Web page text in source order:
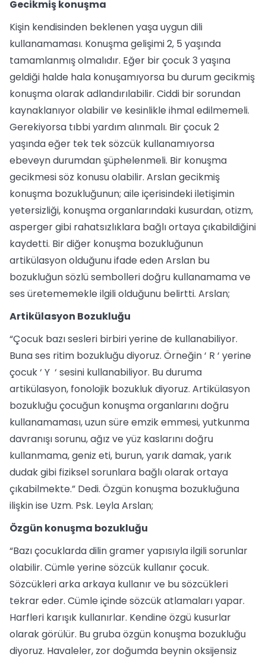
Gecikmiş konuşma
Kişin kendisinden beklenen yaşa uygun dili
kullanamaması. Konuşma gelişimi 2, 5 yaşında
tamamlanmış olmalıdır. Eğer bir çocuk 3 yaşına
geldiği halde hala konuşamıyorsa bu durum gecikmiş
konuşma olarak adlandırılabilir. Ciddi bir sorundan
kaynaklanıyor olabilir ve kesinlikle ihmal edilmemeli.
Gerekiyorsa tıbbi yardım alınmalı. Bir çocuk 2
yaşında eğer tek tek sözcük kullanamıyorsa
ebeveyn durumdan şüphelenmeli. Bir konuşma
gecikmesi söz konusu olabilir. Arslan gecikmiş
konuşma bozukluğunun; aile içerisindeki iletişimin
yetersizliği, konuşma organlarındaki kusurdan, otizm,
asperger gibi rahatsızlıklara bağlı ortaya çıkabildiğini
kaydetti. Bir diğer konuşma bozukluğunun
artikülasyon olduğunu ifade eden Arslan bu
bozukluğun sözlü sembolleri doğru kullanamama ve
ses üretememekle ilgili olduğunu belirtti. Arslan;
Artikülasyon Bozukluğu
“Çocuk bazı sesleri birbiri yerine de kullanabiliyor.
Buna ses ritim bozukluğu diyoruz. Örneğin ‘ R ‘ yerine
çocuk ‘ Y ‘ sesini kullanabiliyor. Bu duruma
artikülasyon, fonolojik bozukluk diyoruz. Artikülasyon
bozukluğu çocuğun konuşma organlarını doğru
kullanamaması, uzun süre emzik emmesi, yutkunma
davranışı sorunu, ağız ve yüz kaslarını doğru
kullanmama, geniz eti, burun, yarık damak, yarık
dudak gibi fiziksel sorunlara bağlı olarak ortaya
çıkabilmekte.” Dedi. Özgün konuşma bozukluğuna
ilişkin ise Uzm. Psk. Leyla Arslan;
Özgün konuşma bozukluğu
“Bazı çocuklarda dilin gramer yapısıyla ilgili sorunlar
olabilir. Cümle yerine sözcük kullanır çocuk.
Sözcükleri arka arkaya kullanır ve bu sözcükleri
tekrar eder. Cümle içinde sözcük atlamaları yapar.
Harfleri karışık kullanırlar. Kendine özgü kusurlar
olarak görülür. Bu gruba özgün konuşma bozukluğu
diyoruz. Havaleler, zor doğumda beynin oksijensiz